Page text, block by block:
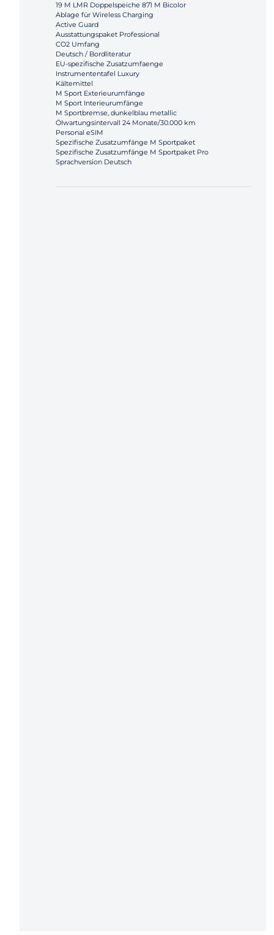
19 M LMR Doppelspeiche 871 M Bicolor
Ablage für Wireless Charging
Active Guard
Ausstattungspaket Professional
CO2 Umfang
Deutsch / Bordliteratur
EU-spezifische Zusatzumfaenge
Instrumententafel Luxury
Kältemittel
M Sport Exterieurumfänge
M Sport Interieurumfänge
M Sportbremse, dunkelblau metallic
Ölwartungsintervall 24 Monate/30.000 km
Personal eSIM
Spezifische Zusatzumfänge M Sportpaket
Spezifische Zusatzumfänge M Sportpaket Pro
Sprachversion Deutsch